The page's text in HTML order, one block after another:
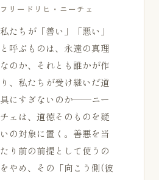
フリードリヒ・ニーチェ
私たちが「善い」「悪い」
と呼ぶものは、永遠の真理
なのか、それとも誰かが作
り、私たちが受け継いだ道
具にすぎないのか——ニー
チェは、道徳そのものを疑
いの対象に置く。善悪を当
たり前の前提として使うの
をやめ、その「向こう側(彼